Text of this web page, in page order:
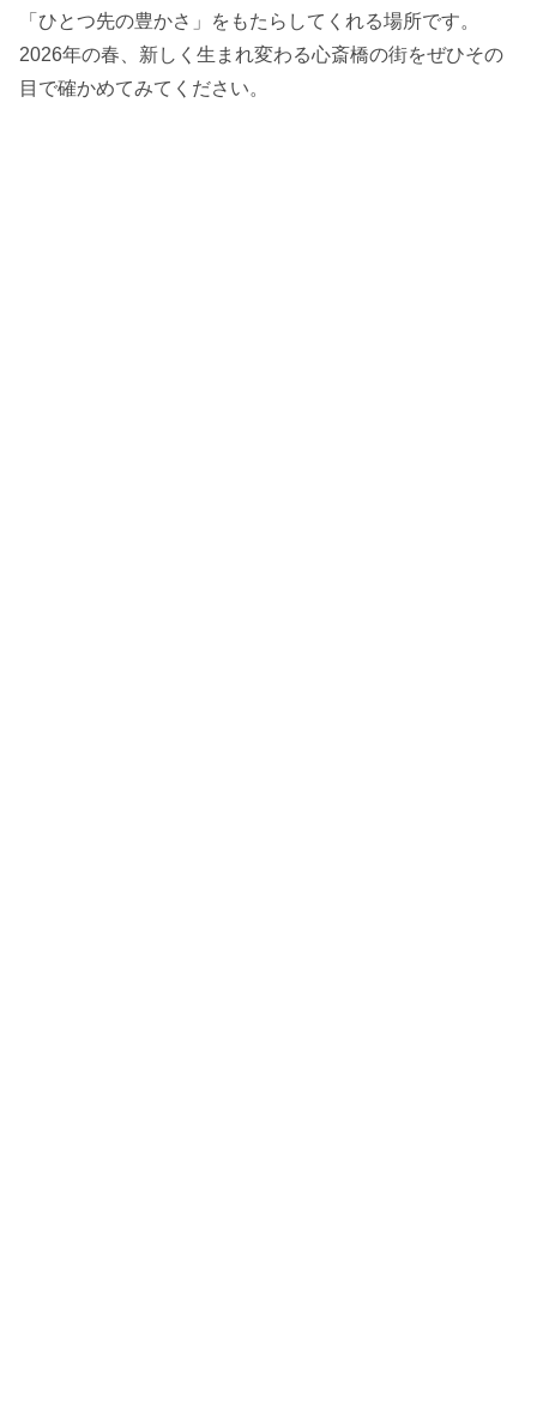
「ひとつ先の豊かさ」をもたらしてくれる場所です。
2026年の春、新しく生まれ変わる心斎橋の街をぜひその
目で確かめてみてください。